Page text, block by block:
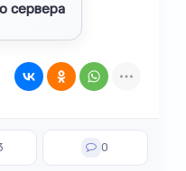
сервера
0